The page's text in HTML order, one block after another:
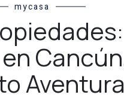
mycasa